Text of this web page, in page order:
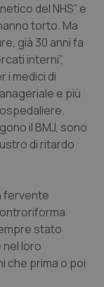
del NHS” e
torto. Ma
già 30 anni fa
interni”,
i medici di
e più
il BMJ, sono
di ritardo
fervente
stato
loro
che prima o poi